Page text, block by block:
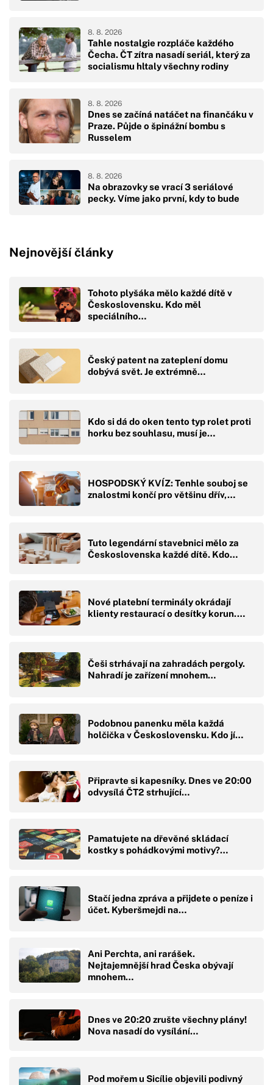
Tahle nostalgie rozpláče každého
Čecha. ČT zítra nasadí seriál, který za
socialismu hltaly všechny rodiny
8. 8. 2026
Dnes se začíná natáčet na finančáku v
Praze. Půjde o špinážní bombu s
Russelem
8. 8. 2026
Na obrazovky se vrací 3 seriálové
pecky. Víme jako první, kdy to bude
8. 8. 2026
Nejnovější články
Tohoto plyšáka mělo každé dítě v
Československu. Kdo měl
speciálního…
Český patent na zateplení domu
dobývá svět. Je extrémně…
Kdo si dá do oken tento typ rolet proti
horku bez souhlasu, musí je…
HOSPODSKÝ KVÍZ: Tenhle souboj se
znalostmi končí pro většinu dřív,…
Tuto legendární stavebnici mělo za
Československa každé dítě. Kdo…
Nové platební terminály okrádají
klienty restaurací o desítky korun.…
Češi strhávají na zahradách pergoly.
Nahradí je zařízení mnohem…
Podobnou panenku měla každá
holčička v Československu. Kdo jí…
Připravte si kapesníky. Dnes ve 20:00
odvysílá ČT2 strhující…
Pamatujete na dřevěné skládací
kostky s pohádkovými motivy?…
Stačí jedna zpráva a přijdete o peníze i
účet. Kyberšmejdi na…
Ani Perchta, ani rarášek.
Nejtajemnější hrad Česka obývají
mnohem…
Dnes ve 20:20 zrušte všechny plány!
Nova nasadí do vysílání…
Pod mořem u Sicílie objevili podivný